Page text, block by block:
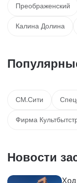
Преображенский
Калина Долина
СМ.Сити
Фирма
Новости